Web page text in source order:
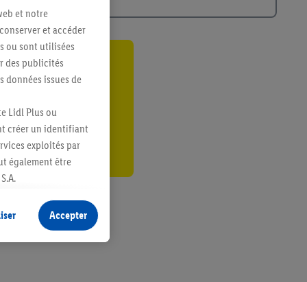
et notre
et accéder
ou sont utilisées
des publicités
données issues de
Lidl Plus ou
créer un identifiant
exploités par
également être
sans procéder à
terminaux ou
échéant, d’autres
Accepter